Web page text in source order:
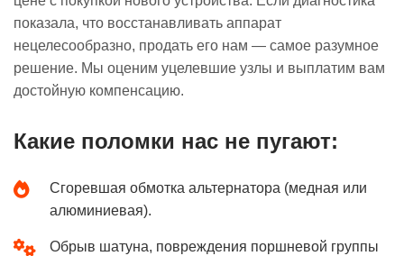
показала, что восстанавливать аппарат
нецелесообразно, продать его нам — самое разумное
решение. Мы оценим уцелевшие узлы и выплатим вам
достойную компенсацию.
Какие поломки нас не пугают:
Сгоревшая обмотка альтернатора (медная или
алюминиевая).
Обрыв шатуна, повреждения поршневой группы